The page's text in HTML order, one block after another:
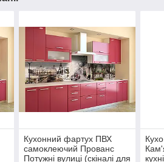
Кухонний фартух ПВХ
самоклеючий Прованс
Потужні вулиці (скіналі для